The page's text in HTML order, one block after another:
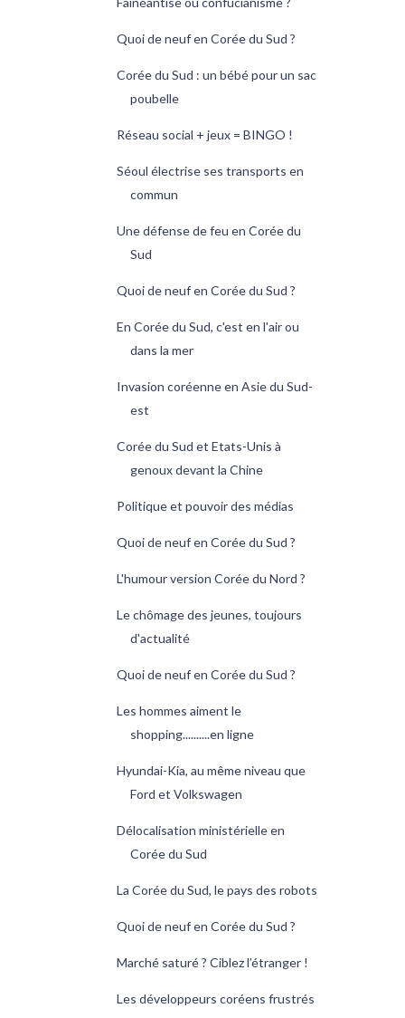
Quoi de neuf en Corée du Sud ?
Corée du Sud : un bébé pour un sac
poubelle
Réseau social + jeux = BINGO !
Séoul électrise ses transports en
commun
Une défense de feu en Corée du
Sud
Quoi de neuf en Corée du Sud ?
En Corée du Sud, c'est en l'air ou
dans la mer
Invasion coréenne en Asie du Sud-
est
Corée du Sud et Etats-Unis à
genoux devant la Chine
Politique et pouvoir des médias
Quoi de neuf en Corée du Sud ?
L'humour version Corée du Nord ?
Le chômage des jeunes, toujours
d'actualité
Quoi de neuf en Corée du Sud ?
Les hommes aiment le
shopping..........en ligne
Hyundai-Kia, au même niveau que
Ford et Volkswagen
Délocalisation ministérielle en
Corée du Sud
La Corée du Sud, le pays des robots
Quoi de neuf en Corée du Sud ?
Marché saturé ? Ciblez l’étranger !
Les développeurs coréens frustrés